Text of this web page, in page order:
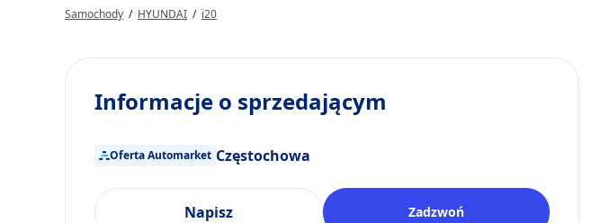
Samochody / HYUNDAI / i20
Informacje o sprzedającym
Oferta Automarket Częstochowa
Napisz Zadzwoń